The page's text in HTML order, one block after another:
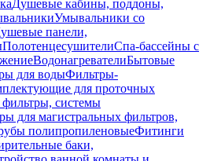
Душевые кабины, поддоны,
Умывальники со
панели,
ПолотенцесушителиСпа-бассейны с
ВодонагревателиБытовые
для водыФильтры-
для проточных
системы
для магистральных фильтров,
полипропиленовыеФитинги
баки,